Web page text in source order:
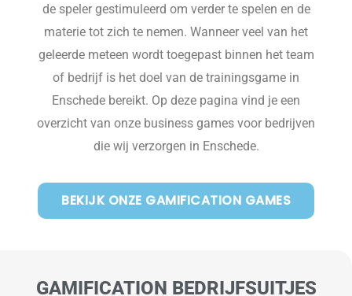
de speler gestimuleerd om verder te spelen en de
materie tot zich te nemen. Wanneer veel van het
geleerde meteen wordt toegepast binnen het team
of bedrijf is het doel van de trainingsgame in
Enschede bereikt. Op deze pagina vind je een
overzicht van onze business games voor bedrijven
die wij verzorgen in Enschede.
BEKIJK ONZE GAMIFICATION GAMES
GAMIFICATION BEDRIJFSUITJES